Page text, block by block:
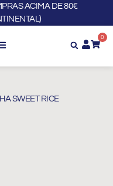
ACIMA DE 80€
0
SWEET RICE